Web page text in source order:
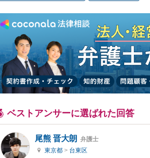
ベストアンサーに選ばれた回答
尾熊 晋大朗 弁護士
東京都 > 台東区